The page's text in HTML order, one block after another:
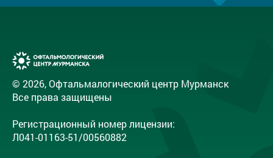
© 2026, Офтальмалогический центр Мурманск
Все права защищены
Регистрационный номер лицензии:
Л041-01163-51/00560882